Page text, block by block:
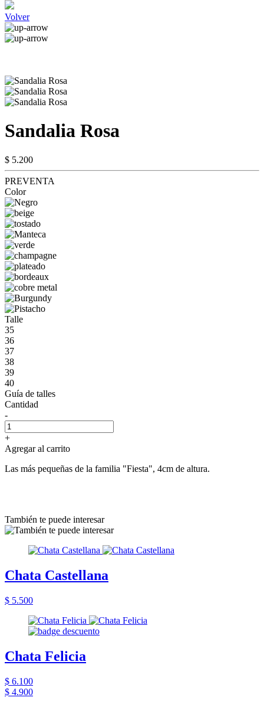
Volver
Sandalia Rosa
$ 5.200
PREVENTA
Color
Talle
35
36
37
38
39
40
Guía de talles
Cantidad
-
+
Agregar al carrito
Las más pequeñas de la familia "Fiesta", 4cm de altura.
También te puede interesar
Chata Castellana
$ 5.500
Chata Felicia
$ 6.100
$ 4.900